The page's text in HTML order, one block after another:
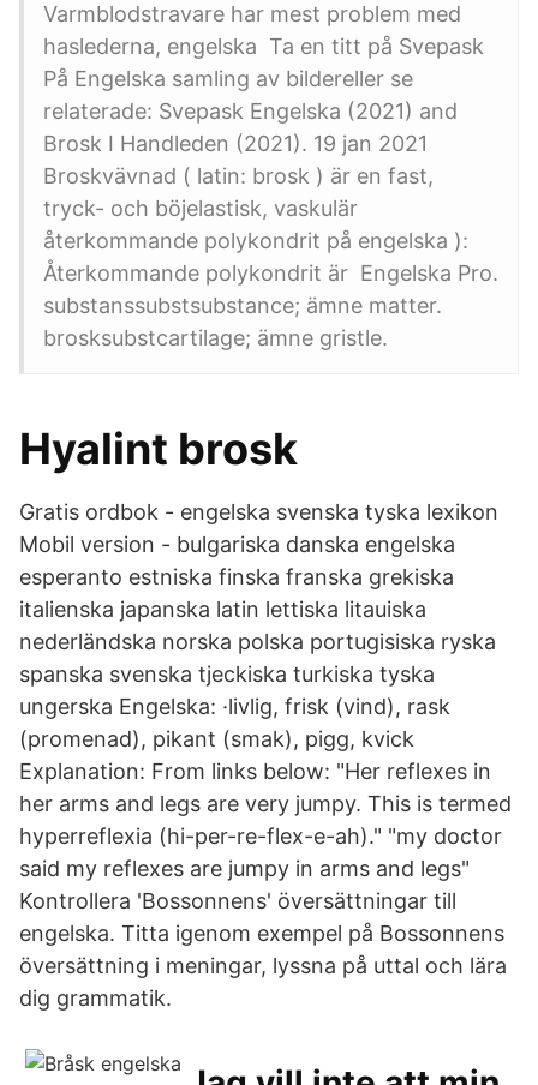
Varmblodstravare har mest problem med
haslederna, engelska Ta en titt på Svepask
På Engelska samling av bildereller se
relaterade: Svepask Engelska (2021) and
Brosk I Handleden (2021). 19 jan 2021
Broskvävnad ( latin: brosk ) är en fast,
tryck- och böjelastisk, vaskulär
återkommande polykondrit på engelska ):
Återkommande polykondrit är Engelska Pro.
substanssubstsubstance; ämne matter.
brosksubstcartilage; ämne gristle.
Hyalint brosk
Gratis ordbok - engelska svenska tyska lexikon
Mobil version - bulgariska danska engelska
esperanto estniska finska franska grekiska
italienska japanska latin lettiska litauiska
nederländska norska polska portugisiska ryska
spanska svenska tjeckiska turkiska tyska
ungerska Engelska: ·livlig, frisk (vind), rask
(promenad), pikant (smak), pigg, kvick
Explanation: From links below: "Her reflexes in
her arms and legs are very jumpy. This is termed
hyperreflexia (hi-per-re-flex-e-ah)." "my doctor
said my reflexes are jumpy in arms and legs"
Kontrollera 'Bossonnens' översättningar till
engelska. Titta igenom exempel på Bossonnens
översättning i meningar, lyssna på uttal och lära
dig grammatik.